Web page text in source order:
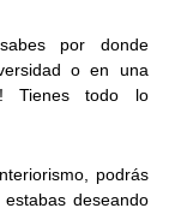
por donde
o en una
Tienes todo lo
podrás
deseando